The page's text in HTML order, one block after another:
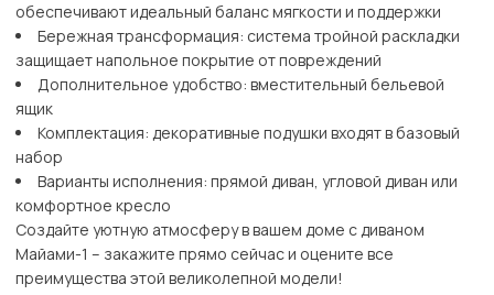
обеспечивают идеальный баланс мягкости и поддержки
Бережная трансформация: система тройной раскладки
защищает напольное покрытие от повреждений
Дополнительное удобство: вместительный бельевой
ящик
Комплектация: декоративные подушки входят в базовый
набор
Варианты исполнения: прямой диван, угловой диван или
комфортное кресло
Создайте уютную атмосферу в вашем доме с диваном
Майами-1 – закажите прямо сейчас и оцените все
преимущества этой великолепной модели!